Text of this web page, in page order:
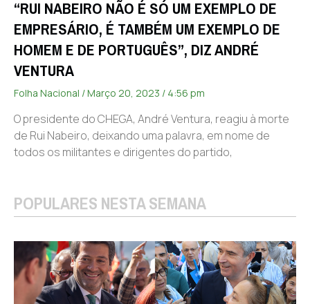
“RUI NABEIRO NÃO É SÓ UM EXEMPLO DE
EMPRESÁRIO, É TAMBÉM UM EXEMPLO DE
HOMEM E DE PORTUGUÊS”, DIZ ANDRÉ
VENTURA
Folha Nacional Março 20, 2023 4:56 pm
O presidente do CHEGA, André Ventura, reagiu à morte
de Rui Nabeiro, deixando uma palavra, em nome de
todos os militantes e dirigentes do partido,
POPULARES NESTA SEMANA